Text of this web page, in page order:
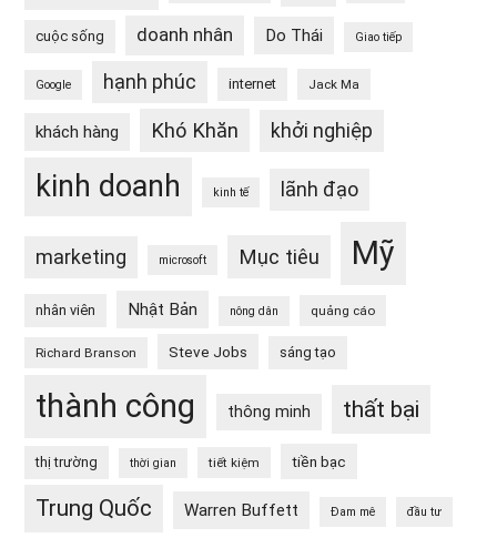
cuộc sống doanh nhân Do Thái Giao tiếp
Google hạnh phúc internet Jack Ma
khách hàng Khó Khăn khởi nghiệp
kinh doanh kinh tế lãnh đạo
marketing microsoft Mục tiêu Mỹ
nhân viên Nhật Bản nông dân quảng cáo
Richard Branson Steve Jobs sáng tạo
thành công thông minh thất bại
thị trường thời gian tiết kiệm tiền bạc
Trung Quốc Warren Buffett Đam mê đầu tư